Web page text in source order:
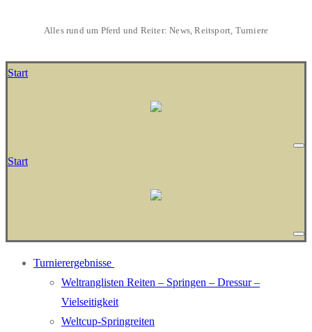
Alles rund um Pferd und Reiter: News, Reitsport, Turniere
Start
Start
Turnierergebnisse
Weltranglisten Reiten – Springen – Dressur –
Vielseitigkeit
Weltcup-Springreiten